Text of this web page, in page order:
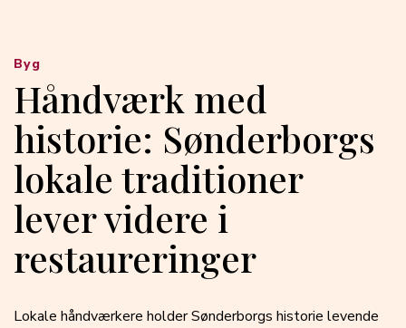
Håndværk med
historie: Sønderborgs
lokale traditioner
lever videre i
restaureringer
Lokale håndværkere holder Sønderborgs historie levende
Byg